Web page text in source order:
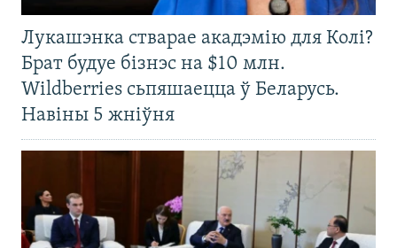
Лукашэнка стварае акадэмію для Колі?
Брат будуе бізнэс на $10 млн.
Wildberries сьпяшаецца ў Беларусь.
Навіны 5 жніўня